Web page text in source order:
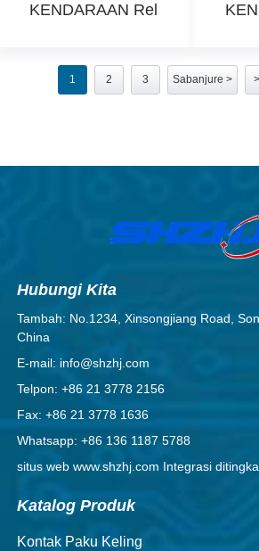
KENDARAAN Rel
1 2 3 Sabanjure >
Hubungi Kita
Tambah: No.1234, Xinsongjiang Road,
China
E-mail: info@shzhj.com
Telpon: +86 21 3778 2156
Fax: +86 21 3778 1636
Whatsapp: +86 136 1187 5788
situs web www.shzhj.com Integrasi
Katalog Produk
Kontak Paku Keling